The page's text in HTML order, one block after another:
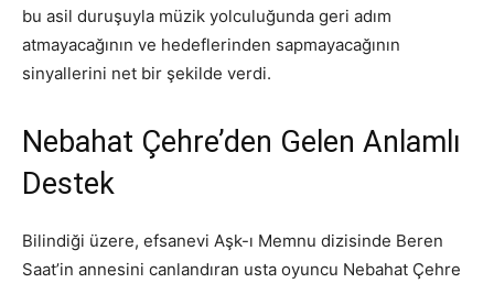
bu asil duruşuyla müzik yolculuğunda geri adım
atmayacağının ve hedeflerinden sapmayacağının
sinyallerini net bir şekilde verdi.
Nebahat Çehre’den Gelen Anlamlı
Destek
Bilindiği üzere, efsanevi Aşk-ı Memnu dizisinde Beren
Saat’in annesini canlandıran usta oyuncu Nebahat Çehre